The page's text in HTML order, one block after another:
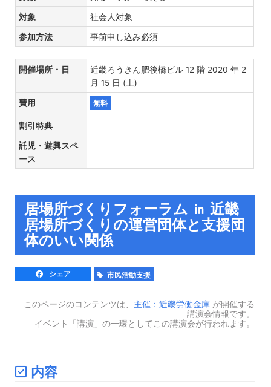
対象 社会人対象
参加方法 事前申し込み必須
開催場所・日
近畿ろうきん肥後橋ビル 12 階 2020 年 2
月 15 日 (土)
費用 無料
割引特典
託児・遊興スペ
ース
居場所づくりフォーラム ㏌ 近畿
居場所づくりの運営団体と支援団
体のいい関係
シェア 市民活動支援
このページのコンテンツは、 主催：近畿労働金庫が開催する
講演会情報です。
イベント「講演」の一環としてこの講演会が行われます。
内容